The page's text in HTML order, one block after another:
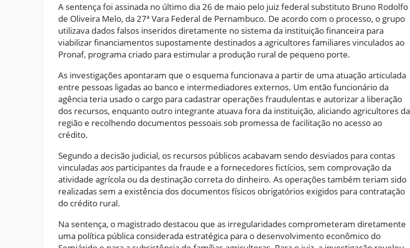
A sentença foi assinada no último dia 26 de maio pelo juiz federal substituto Bruno Rodolfo
de Oliveira Melo, da 27ª Vara Federal de Pernambuco. De acordo com o processo, o grupo
utilizava dados falsos inseridos diretamente no sistema da instituição financeira para
viabilizar financiamentos supostamente destinados a agricultores familiares vinculados ao
Pronaf, programa criado para estimular a produção rural de pequeno porte.
As investigações apontaram que o esquema funcionava a partir de uma atuação articulada
entre pessoas ligadas ao banco e intermediadores externos. Um então funcionário da
agência teria usado o cargo para cadastrar operações fraudulentas e autorizar a liberação
dos recursos, enquanto outro integrante atuava fora da instituição, aliciando agricultores da
região e recolhendo documentos pessoais sob promessa de facilitação no acesso ao
crédito.
Segundo a decisão judicial, os recursos públicos acabavam sendo desviados para contas
vinculadas aos participantes da fraude e a fornecedores fictícios, sem comprovação da
atividade agrícola ou da destinação correta do dinheiro. As operações também teriam sido
realizadas sem a existência dos documentos físicos obrigatórios exigidos para contratação
do crédito rural.
Na sentença, o magistrado destacou que as irregularidades comprometeram diretamente
uma política pública considerada estratégica para o desenvolvimento econômico do